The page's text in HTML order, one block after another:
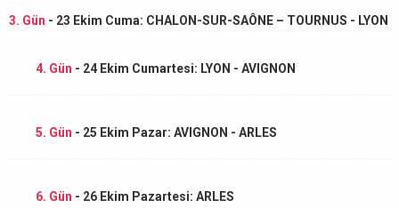
3. Gün - 23 Ekim Cuma: CHALON-SUR-SAÔNE – TOURNUS - LYON
4. Gün - 24 Ekim Cumartesi: LYON - AVIGNON
5. Gün - 25 Ekim Pazar: AVIGNON - ARLES
6. Gün - 26 Ekim Pazartesi: ARLES